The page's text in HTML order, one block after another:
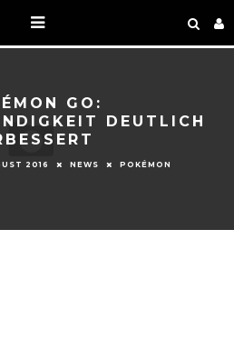
GO:
DEUTLICH
2016 NEWS POKÉMON